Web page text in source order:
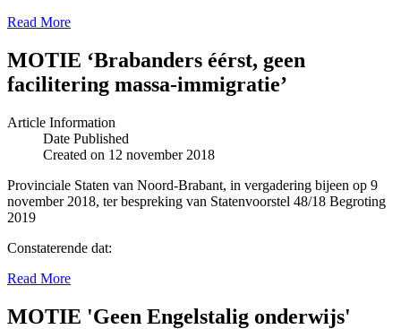
Read More
MOTIE ‘Brabanders éérst, geen
facilitering massa-immigratie’
Article Information
Date Published
Created on 12 november 2018
Provinciale Staten van Noord-Brabant, in vergadering bijeen op 9
november 2018, ter bespreking van Statenvoorstel 48/18 Begroting
2019
Constaterende dat:
Read More
MOTIE 'Geen Engelstalig onderwijs'